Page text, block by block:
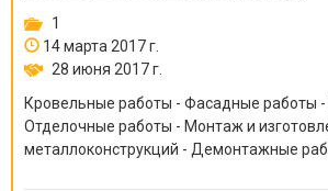
1
14 марта 2017 г.
28 июня 2017 г.
Кровельные работы - Фасадные работы
Отделочные работы - Монтаж и
металлоконструкций - Демонтажные